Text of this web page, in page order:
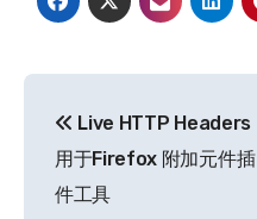
章
导
Live HTTP Headers
用于Firefox 附加元件插
件工具